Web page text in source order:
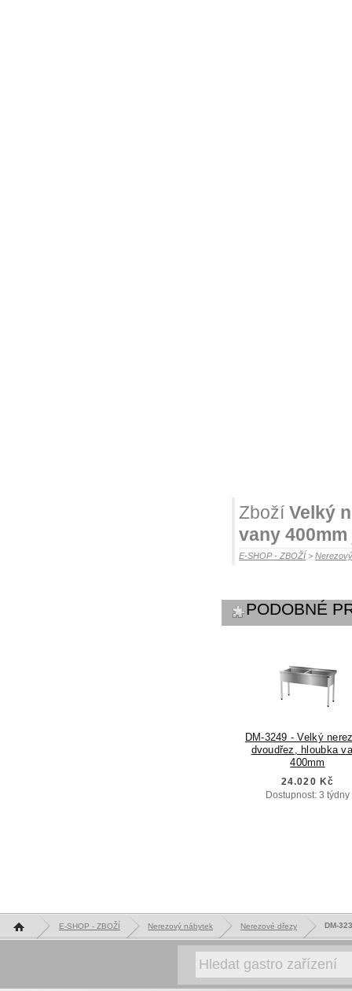
Zboží Velký
vany 400mm
E-SHOP - ZBOŽÍ >
PODOBNÉ
DM-3249 - Velký
dvoudřez, hloubka
400mm
24.020 Kč
Dostupnost: 3 týdny
Hlavní stránka E-SHOP - ZBOŽÍ Nerezový nábytek Nerezové dřezy DM-